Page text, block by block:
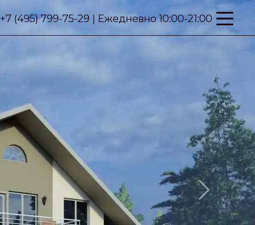
+7 (495) 799-75-29 | Ежедневно 10:00-21:00
Next